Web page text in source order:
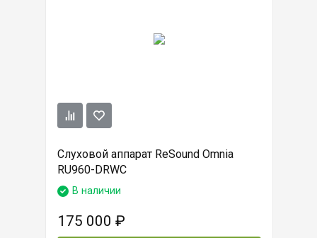
Слуховой аппарат ReSound Omnia
RU960-DRWC
В наличии
175 000 ₽